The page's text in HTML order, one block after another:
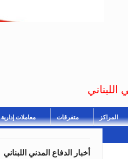
اللبناني
المراكز متفرقات معاملات إدارية
أخبار الدفاع المدني اللبناني